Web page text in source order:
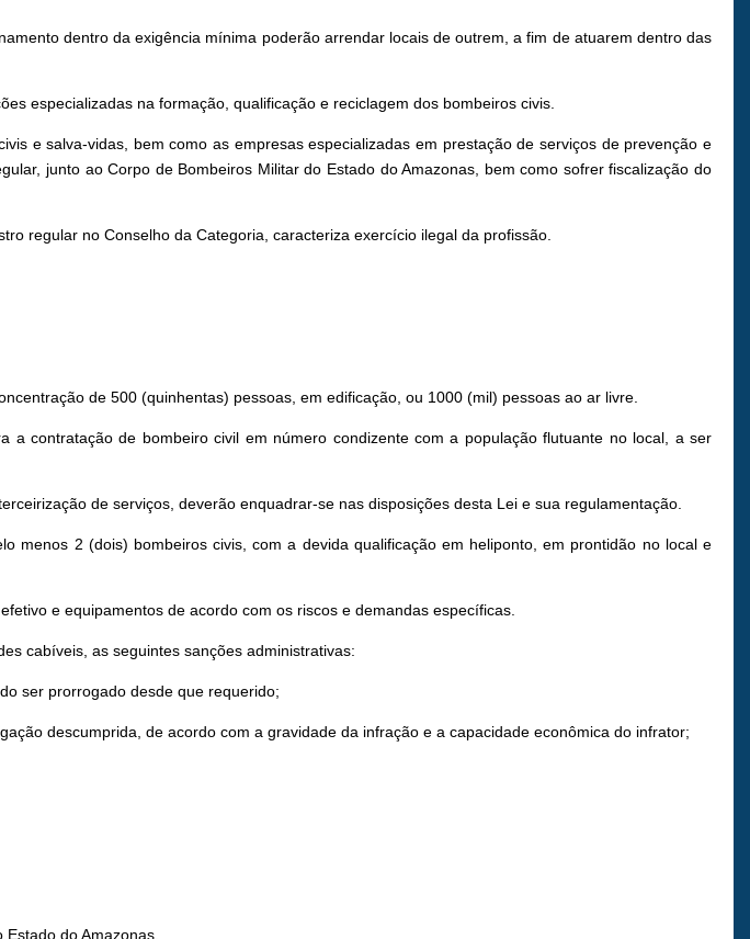
dentro da exigência mínima poderão arrendar locais de outrem, a fim de atuarem dentro das
especializadas na formação, qualificação e reciclagem dos bombeiros civis.
e salva-vidas, bem como as empresas especializadas em prestação de serviços de prevenção e
junto ao Corpo de Bombeiros Militar do Estado do Amazonas, bem como sofrer fiscalização do
regular no Conselho da Categoria, caracteriza exercício ilegal da profissão.
de 500 (quinhentas) pessoas, em edificação, ou 1000 (mil) pessoas ao ar livre.
contratação de bombeiro civil em número condizente com a população flutuante no local, a ser
de serviços, deverão enquadrar-se nas disposições desta Lei e sua regulamentação.
menos 2 (dois) bombeiros civis, com a devida qualificação em heliponto, em prontidão no local e
e equipamentos de acordo com os riscos e demandas específicas.
cabíveis, as seguintes sanções administrativas:
ser prorrogado desde que requerido;
descumprida, de acordo com a gravidade da infração e a capacidade econômica do infrator;
do Amazonas.